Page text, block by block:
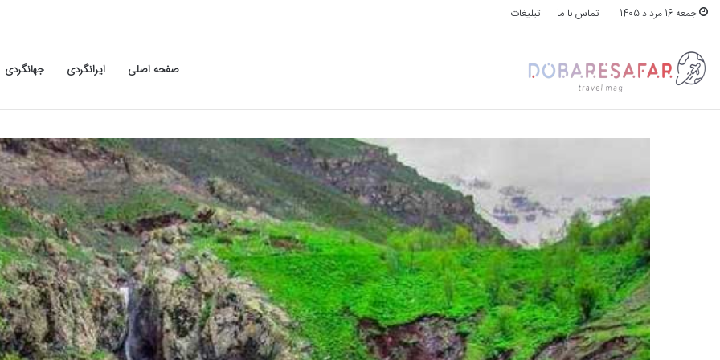
جمعه 16 مرداد 1405 تماس با ما تبلیغات
صفحه اصلی ایرانگردی جهانگردی